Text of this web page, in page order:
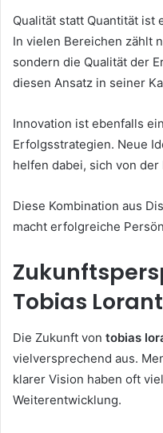
Qualität statt Quantität
In vielen Bereichen zählt
sondern die Qualität der
diesen Ansatz in seiner
Innovation ist ebenfalls
Erfolgsstrategien. Neue
helfen dabei, sich von
Diese Kombination aus
macht erfolgreiche
Tobias Lorant
Die Zukunft von tobias
vielversprechend aus.
klarer Vision haben oft
Weiterentwicklung.